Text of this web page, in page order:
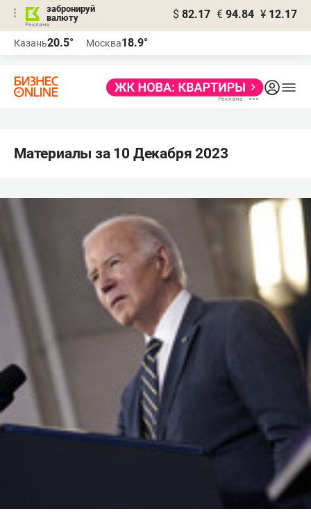
забронируй
валюту
$ 82.17 € 94.84 ¥ 12.17
Казань20.5° Москва18.9°
Материалы за 10 Декабря 2023